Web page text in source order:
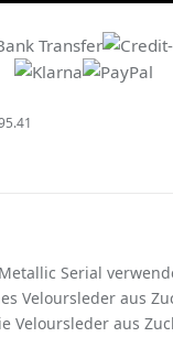
Serial
Veloursleder aus
Veloursleder aus